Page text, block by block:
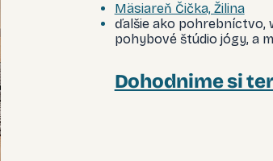
Mäsiareň Čička, Žilina
ďalšie ako pohrebníctvo,
pohybové štúdio jógy, a
Dohodnime si